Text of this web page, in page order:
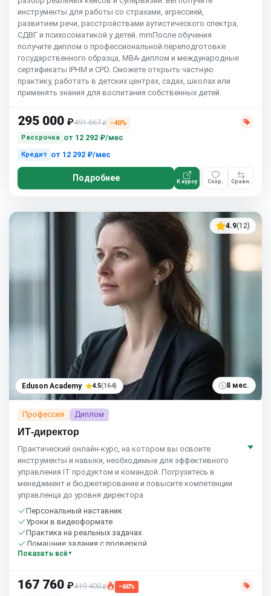
инструменты для работы со страхами, агрессией,
развитием речи, расстройствами аутистического спектра,
СДВГ и психосоматикой у детей. rnrnПосле обучения
получите диплом о профессиональной переподготовке
государственного образца, MBA-диплом и международные
сертификаты IPHM и CPD. Сможете открыть частную
практику, работать в детских центрах, садах, школах или
применять знания для воспитания собственных детей.
295 000 ₽491 667₽
−40%
Рассрочка
от 12 292 ₽/мес
Кредит от 12 292 ₽/мес
Подробнее К курсу Сохр. Сравн.
4.9(12)
Eduson Academy 4.5(164) 8 мес.
Профессия Диплом
ИТ-директор
Практический онлайн-курс, на котором вы освоите
инструменты и навыки, необходимые для эффективного
управления IT продуктом и командой. Погрузитесь в
менеджмент и бюджетирование и повысите компетенции
управленца до уровня директора
Персональный наставник
Уроки в видеоформате
Практика на реальных задачах
Домашние задания с проверкой
Бесплатный пробный урок
Показать всё
167 760 ₽419 400₽
−60%